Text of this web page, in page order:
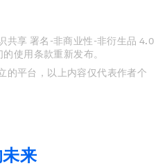
共享 署名-非商业性-非衍生品 4.0
使用条款重新发布。
的平台，以上内容仅代表作者个
来